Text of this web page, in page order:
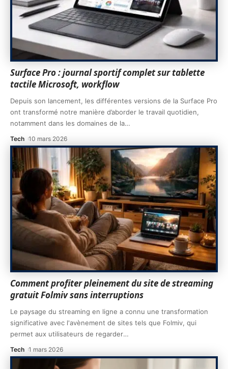
Surface Pro : journal sportif complet sur tablette
tactile Microsoft, workflow
Depuis son lancement, les différentes versions de la Surface Pro
ont transformé notre manière d’aborder le travail quotidien,
notamment dans les domaines de la…
Tech 10 mars 2026
Comment profiter pleinement du site de streaming
gratuit Folmiv sans interruptions
Le paysage du streaming en ligne a connu une transformation
significative avec l'avènement de sites tels que Folmiv, qui
permet aux utilisateurs de regarder…
Tech 1 mars 2026